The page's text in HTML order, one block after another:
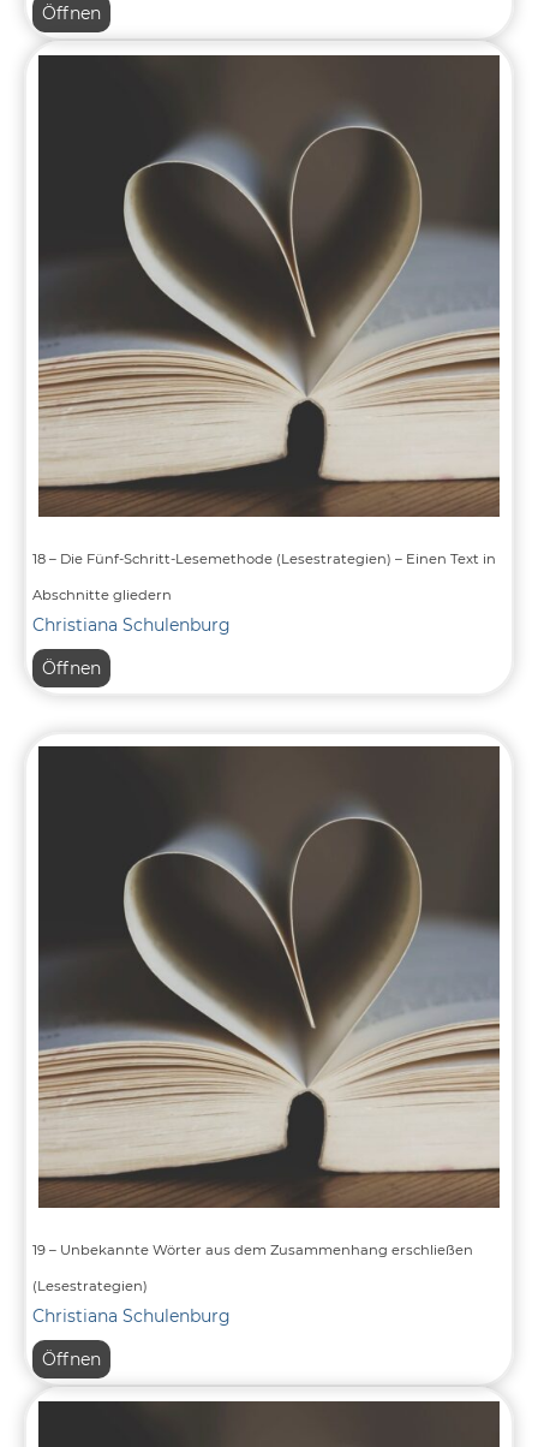
Öffnen17
–
Lesemethode
(Lesestrategien)
Überfliegendes
Lesen
18 – Die Fünf-Schritt-Lesemethode (Lesestrategien) – Einen Text in
Abschnitte gliedern
Christiana Schulenburg
Öffnen18
–
Fünf-
(Lesestrategien)
Einen
Text
Abschnitte
19 – Unbekannte Wörter aus dem Zusammenhang erschließen
(Lesestrategien)
Christiana Schulenburg
Öffnen19
–